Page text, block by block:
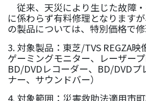
従来、天災により生じた故障
に係わらず有料修理となります
の製品については、 特別価格で修
3. 対象製品：東芝/TVS REGZA映
ゲーミングモニター、レーザープ
BD/DVDレコーダー、BD/DVDプ
ナー、サウンドバー）
4. 対象範囲：災害救助法適用市